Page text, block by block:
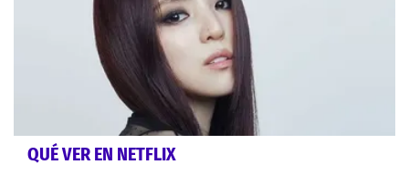
QUÉ VER EN NETFLIX